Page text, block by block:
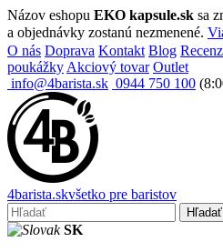
Názov eshopu EKO kapsule.sk sa
a objednávky zostanú nezmenené.
O nás Doprava Kontakt Blog
poukážky Akciový tovar Outlet
info@4barista.sk 0944 750 100
4barista.skvšetko pre baristov
Hľadať
SK